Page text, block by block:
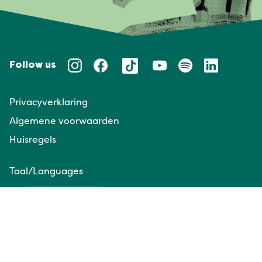
Follow us
Privacyverklaring
Algemene voorwaarden
Huisregels
Taal/Languages